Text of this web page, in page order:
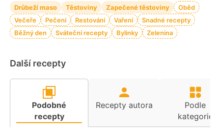
Drůbeží maso Těstoviny Zapečené těstoviny
Oběd
Večeře
Pečení Restování Vaření
Snadné recepty
Běžný den
Sváteční recepty Bylinky Zelenina
Další recepty
Podobné
recepty
Recepty autora
Podle
kategorie